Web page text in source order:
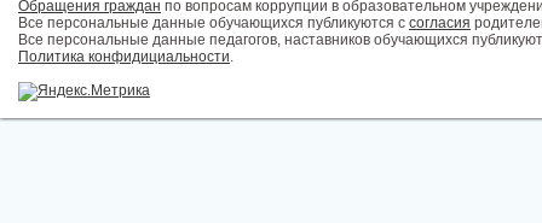
Обращения граждан по вопросам коррупции в образовательном
Все персональные данные обучающихся публикуются с согласия
Все персональные данные педагогов, наставников обучающихся
Политика конфидициальности.